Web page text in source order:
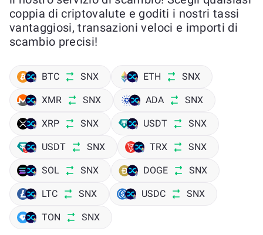
coppia di criptovalute e goditi i nostri tassi
vantaggiosi, transazioni veloci e importi di
scambio precisi!
BTC SNX ETH SNX
XMR SNX ADA SNX
XRP SNX USDT SNX
USDT SNX TRX SNX
SOL SNX DOGE SNX
LTC SNX USDC SNX
TON SNX